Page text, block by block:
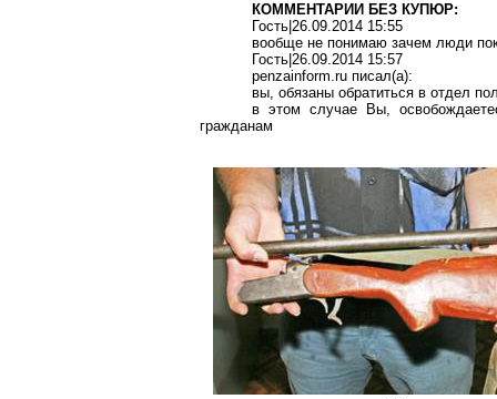
КОММЕНТАРИИ БЕЗ КУПЮР:
Гость|26.09.2014 15:55
вообще не понимаю зачем люди
Гость |26.09.2014 15:57
penzainform.ruписал(a):
вы, обязаны обратиться в отдел
в этом случае Вы,
гражданам